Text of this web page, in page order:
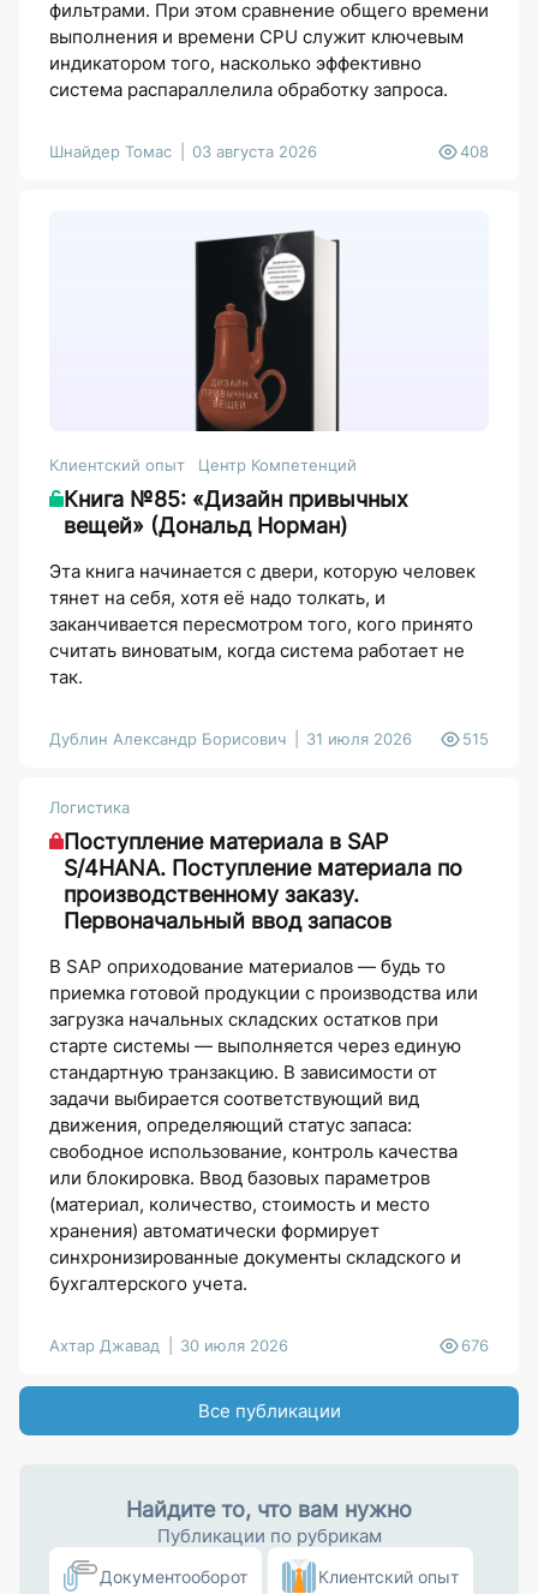
фильтрами. При этом сравнение общего времени
выполнения и времени CPU служит ключевым
индикатором того, насколько эффективно
система распараллелила обработку запроса.
Шнайдер Томас 03 августа 2026 408
Клиентский опыт Центр Компетенций
Книга №85: «Дизайн привычных
вещей» (Дональд Норман)
Эта книга начинается с двери, которую человек
тянет на себя, хотя её надо толкать, и
заканчивается пересмотром того, кого принято
считать виноватым, когда система работает не
так.
Дублин Александр Борисович 31 июля 2026 515
Логистика
Поступление материала в SAP
S/4HANA. Поступление материала по
производственному заказу.
Первоначальный ввод запасов
В SAP оприходование материалов — будь то
приемка готовой продукции с производства или
загрузка начальных складских остатков при
старте системы — выполняется через единую
стандартную транзакцию. В зависимости от
задачи выбирается соответствующий вид
движения, определяющий статус запаса:
свободное использование, контроль качества
или блокировка. Ввод базовых параметров
(материал, количество, стоимость и место
хранения) автоматически формирует
синхронизированные документы складского и
бухгалтерского учета.
Ахтар Джавад 30 июля 2026 676
Все публикации
Найдите то, что вам нужно
Публикации по рубрикам
Документооборот Клиентский опыт